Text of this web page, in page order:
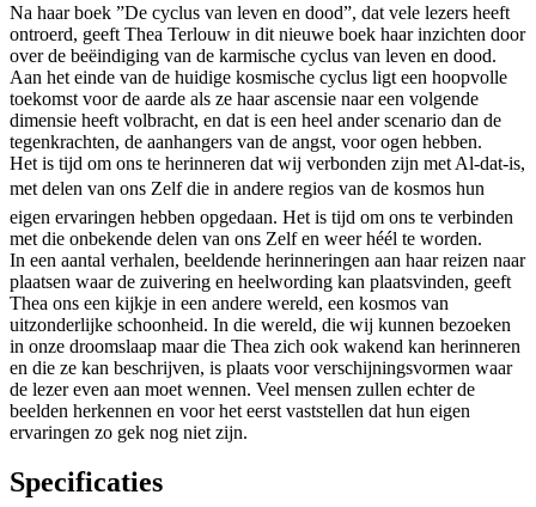
Na haar boek ”De cyclus van leven en dood”, dat vele lezers heeft
ontroerd, geeft Thea Terlouw in dit nieuwe boek haar inzichten door
over de beëindiging van de karmische cyclus van leven en dood.
Aan het einde van de huidige kosmische cyclus ligt een hoopvolle
toekomst voor de aarde als ze haar ascensie naar een volgende
dimensie heeft volbracht, en dat is een heel ander scenario dan de
tegenkrachten, de aanhangers van de angst, voor ogen hebben.
Het is tijd om ons te herinneren dat wij verbonden zijn met Al-dat-is,
met delen van ons Zelf die in andere regios van de kosmos hun
eigen ervaringen hebben opgedaan. Het is tijd om ons te verbinden
met die onbekende delen van ons Zelf en weer héél te worden.
In een aantal verhalen, beeldende herinneringen aan haar reizen naar
plaatsen waar de zuivering en heelwording kan plaatsvinden, geeft
Thea ons een kijkje in een andere wereld, een kosmos van
uitzonderlijke schoonheid. In die wereld, die wij kunnen bezoeken
in onze droomslaap maar die Thea zich ook wakend kan herinneren
en die ze kan beschrijven, is plaats voor verschijningsvormen waar
de lezer even aan moet wennen. Veel mensen zullen echter de
beelden herkennen en voor het eerst vaststellen dat hun eigen
ervaringen zo gek nog niet zijn.
Specificaties